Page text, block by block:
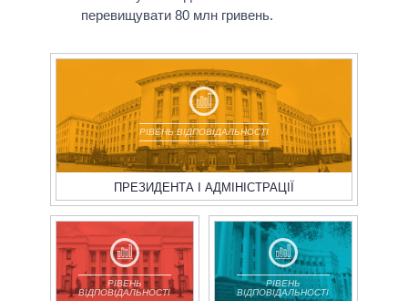
перевищувати 80 млн гривень.
РІВЕНЬ ВІДПОВІДАЛЬНОСТІ
ПРЕЗИДЕНТА І АДМІНІСТРАЦІЇ
РІВЕНЬ
ВІДПОВІДАЛЬНОСТІ
РІВЕНЬ
ВІДПОВІДАЛЬНОСТІ